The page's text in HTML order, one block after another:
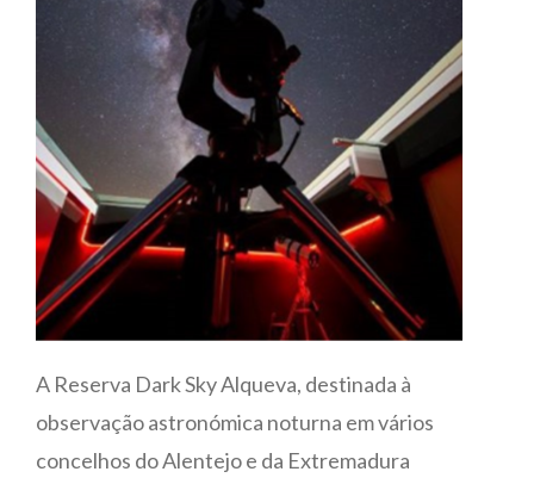
A Reserva Dark Sky Alqueva, destinada à
observação astronómica noturna em vários
concelhos do Alentejo e da Extremadura